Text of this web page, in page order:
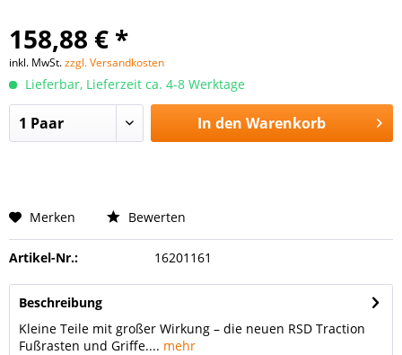
158,88 € *
inkl. MwSt.zzgl. Versandkosten
Lieferbar, Lieferzeit ca. 4-8 Werktage
In den Warenkorb
Merken Bewerten
Artikel-Nr.: 16201161
Beschreibung
Kleine Teile mit großer Wirkung – die neuen RSD Traction
Fußrasten und Griffe.... mehr